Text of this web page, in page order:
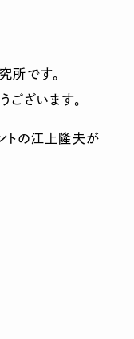
所です。
ございます。
トの江上隆夫が